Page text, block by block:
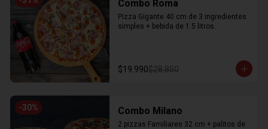
Combo Roma
Pizza Gigante 40 cm de 3 ingredientes
simples + bebida de 1.5 litros.
$19.990$28.850
-30% Combo Milano
2 pizzas Familiares 32 cm + palitos de